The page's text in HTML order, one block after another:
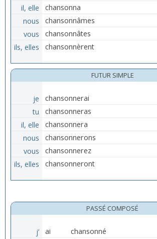
il, elle
chansonna
nous
chansonnâmes
vous
chansonnâtes
ils, elles
chansonnèrent
FUTUR SIMPLE
je
chansonnerai
tu
chansonneras
il, elle
chansonnera
nous
chansonnerons
vous
chansonnerez
ils, elles
chansonneront
PASSÉ COMPOSÉ
j’ ai
chansonné